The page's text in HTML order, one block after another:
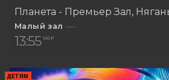
Планета - Премьер Зал
Малый зал
13:55 150 ₽
ДЕТЯМ